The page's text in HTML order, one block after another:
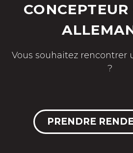
Vous souhaitez rencontrer
?
PRENDRE